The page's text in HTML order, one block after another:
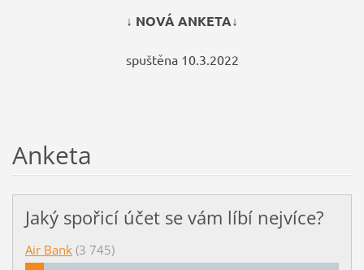
↓ NOVÁ ANKETA↓
spuštěna 10.3.2022
Anketa
Jaký spořicí účet se vám líbí nejvíce?
Air Bank (3 745)